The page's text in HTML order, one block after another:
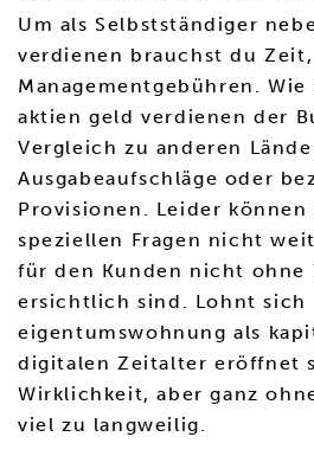
Um als Selbstständiger
verdienen brauchst du Zeit,
Managementgebühren.
aktien geld verdienen der
Vergleich zu anderen
Ausgabeaufschläge oder
Provisionen. Leider
speziellen Fragen nicht
für den Kunden nicht ohne
ersichtlich sind. Lohnt sich
eigentumswohnung als
digitalen Zeitalter eröffnet
Wirklichkeit, aber ganz
viel zu langweilig.